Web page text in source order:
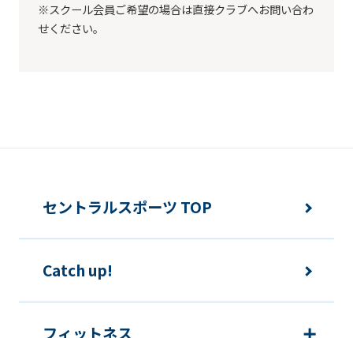
※スクール会員ご希望の場合は直接クラブへお問い合わ
せください。
セントラルスポーツ TOP
Catch up!